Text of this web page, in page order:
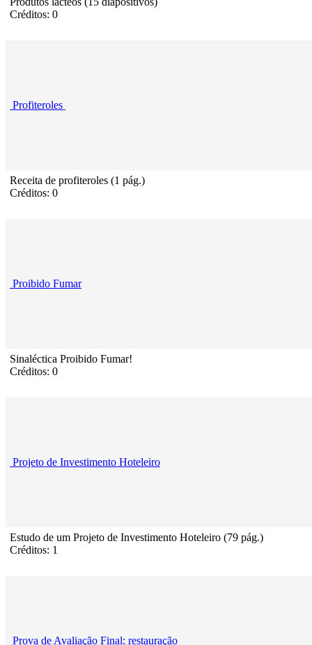
Créditos: 0
Profiteroles
Receita de profiteroles (1 pág.)
Créditos: 0
Proibido Fumar
Sinaléctica Proibido Fumar!
Créditos: 0
Projeto de Investimento Hoteleiro
Estudo de um Projeto de Investimento Hoteleiro (79 pág.)
Créditos: 1
Prova de Avaliação Final: restauração